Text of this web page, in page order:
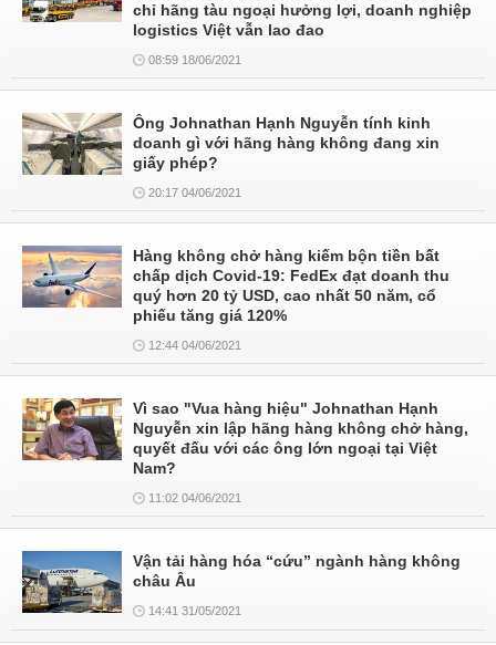
chỉ hãng tàu ngoại hưởng lợi, doanh nghiệp
logistics Việt vẫn lao đao
08:59 18/06/2021
Ông Johnathan Hạnh Nguyễn tính kinh
doanh gì với hãng hàng không đang xin
giấy phép?
20:17 04/06/2021
Hàng không chở hàng kiếm bộn tiền bất
chấp dịch Covid-19: FedEx đạt doanh thu
quý hơn 20 tỷ USD, cao nhất 50 năm, cổ
phiếu tăng giá 120%
12:44 04/06/2021
Vì sao "Vua hàng hiệu" Johnathan Hạnh
Nguyễn xin lập hãng hàng không chở hàng,
quyết đấu với các ông lớn ngoại tại Việt
Nam?
11:02 04/06/2021
Vận tải hàng hóa “cứu” ngành hàng không
châu Âu
14:41 31/05/2021